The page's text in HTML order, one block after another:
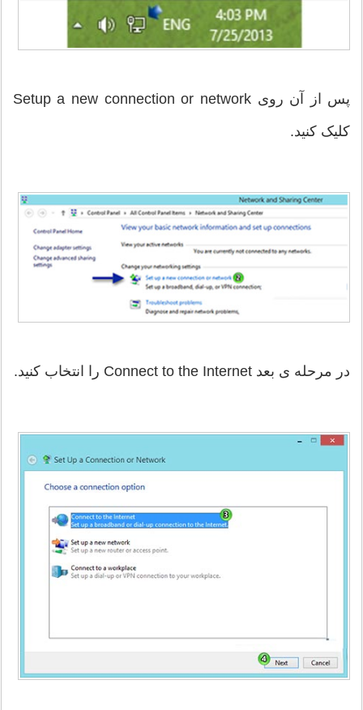
پس از آن روی Setup a new connection or network
کلیک کنید.
در مرحله ی بعد Connect to the Internet را انتخاب کنید.